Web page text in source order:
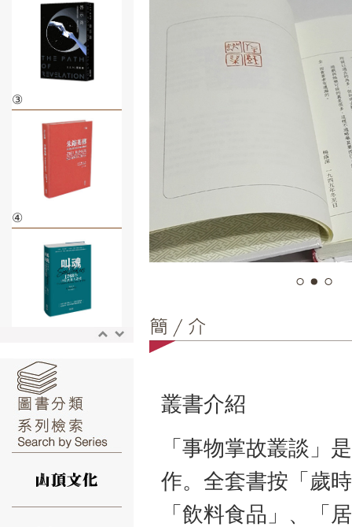
③
④
⑥
叢書介紹
「事物掌故叢談」
作。全套書按「歲
「飲料食品」、「